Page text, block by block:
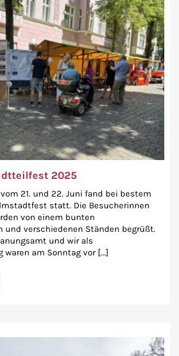
2025
21. und 22. Juni fand bei bestem
statt. Die Besucherinnen
von einem bunten
und verschiedenen Ständen begrüßt.
und wir als
am Sonntag vor [...]